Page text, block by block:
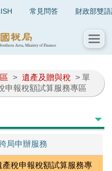
常見問答 財政部雙
> 遺產及贈與稅 > 單
申報稅額試算服務專區
局申辦服務
稅申報稅額試算服務專